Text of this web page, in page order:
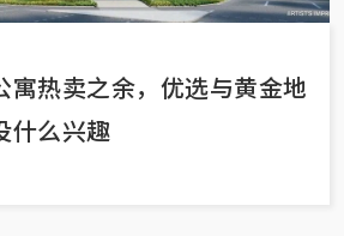
热卖之余，优选与黄金地
什么兴趣